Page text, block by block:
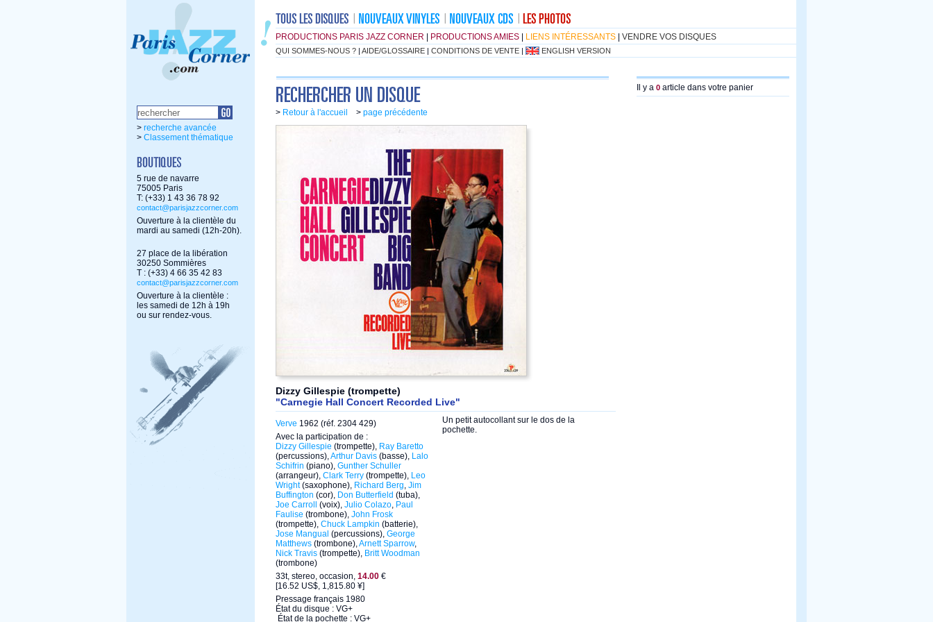
PRODUCTIONS PARIS JAZZ CORNER PRODUCTIONS AMIES LIENS INTÉRESSANTS VENDRE VOS DISQUES
QUI SOMMES-NOUS ? | AIDE/GLOSSAIRE | CONDITIONS DE VENTE | ENGLISH VERSION
> recherche avancée
> Classement thématique
5 rue de navarre
75005 Paris
T: (+33) 1 43 36 78 92
contact@parisjazzcorner.com
Ouverture à la clientèle du
mardi au samedi (12h-20h).
27 place de la libération
30250 Sommières
T : (+33) 4 66 35 42 83
contact@parisjazzcorner.com
Ouverture à la clientèle :
les samedi de 12h à 19h
ou sur rendez-vous.
> Retour à l'accueil > page précédente
Dizzy Gillespie (trompette)
"Carnegie Hall Concert Recorded Live"
Verve 1962 (réf. 2304 429)
Avec la participation de :
Dizzy Gillespie (trompette), Ray Baretto
(percussions),Arthur Davis (basse), Lalo
Schifrin (piano), Gunther Schuller
(arrangeur), Clark Terry (trompette), Leo
Wright(saxophone), Richard Berg, Jim
Buffington (cor), Don Butterfield (tuba),
Joe Carroll
(voix), Julio Colazo, Paul
Faulise (trombone), John Frosk
(trompette), Chuck Lampkin (batterie),
Jose Mangual (percussions), George
Matthews (trombone),Arnett Sparrow,
Nick Travis (trompette), Britt Woodman
(trombone)
33t, stereo, occasion, 14.00 €
[16.52 US$, 1,815.80 ¥]
Pressage français 1980
État du disque : VG+
État de la pochette : VG+
Un petit autocollant sur le dos de la
pochette.
Il y a 0 article dans votre panier